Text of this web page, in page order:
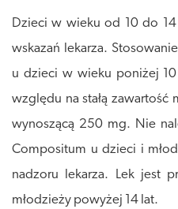
Dzieci w wieku od 10 do
wskazań lekarza.
u dzieci w wieku poniżej
względu na stałą
wynoszącą 250 mg. Nie
Compositum u dzieci i
nadzoru lekarza. Lek jest
młodzieży powyżej 14 lat.